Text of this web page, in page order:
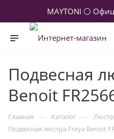
MAYTONI ⚪
Подвесная
Benoit
Главная — Каталог —
Подвесная люстра Freya Benoit